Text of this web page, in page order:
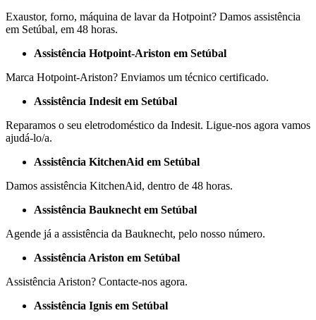
Exaustor, forno, máquina de lavar da Hotpoint? Damos assistência
em Setúbal, em 48 horas.
Assistência Hotpoint-Ariston em Setúbal
Marca Hotpoint-Ariston? Enviamos um técnico certificado.
Assistência Indesit em Setúbal
Reparamos o seu eletrodoméstico da Indesit. Ligue-nos agora vamos
ajudá-lo/a.
Assistência KitchenAid em Setúbal
Damos assistência KitchenAid, dentro de 48 horas.
Assistência Bauknecht em Setúbal
Agende já a assistência da Bauknecht, pelo nosso número.
Assistência Ariston em Setúbal
Assistência Ariston? Contacte-nos agora.
Assistência Ignis em Setúbal